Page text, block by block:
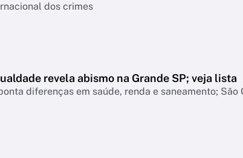
dos crimes
revela abismo na Grande SP; veja lista
diferenças em saúde, renda e saneamento;